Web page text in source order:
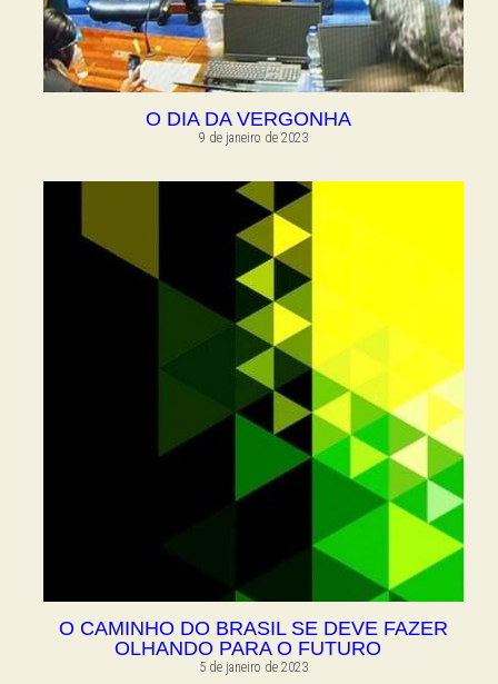
O DIA DA VERGONHA
9 de janeiro de 2023
O CAMINHO DO BRASIL SE DEVE FAZER
OLHANDO PARA O FUTURO
5 de janeiro de 2023